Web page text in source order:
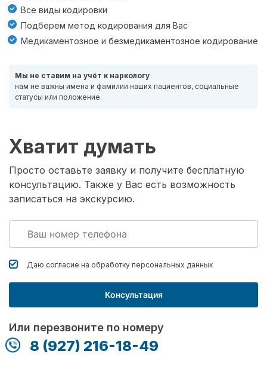
Все виды кодировки
Подберем метод кодирования для Вас
Медикаментозное и безмедикаментозное кодирование
Мы не ставим на учёт к наркологу
нам не важны имена и фамилии наших пациентов, социальные
статусы или положение.
Хватит думать
Просто оставьте заявку и получите бесплатную
консультацию. Также у Вас есть возможность
записаться на экскурсию.
Даю согласие на обработку персональных данных
Консультация
Или перезвоните по номеру
8 (927) 216-18-49